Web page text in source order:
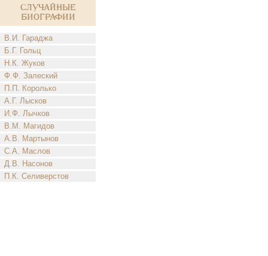
Случайные
биографии
В.И. Гараджа
Б.Г. Гольц
Н.К. Жуков
Ф.Ф. Залеский
П.П. Королько
А.Г. Лысков
И.Ф. Лычков
В.М. Магидов
А.В. Мартынов
С.А. Маслов
Д.В. Насонов
П.К. Селиверстов